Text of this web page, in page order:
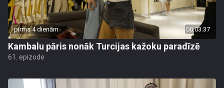
pirms 4 dienām 00:03:37
Kambalu pāris nonāk Turcijas kažoku paradīzē
61. epizode